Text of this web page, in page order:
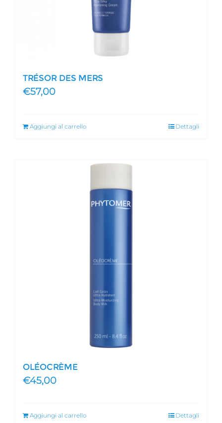
TRÉSOR DES MERS
€57,00
Aggiungi al carrello Dettagli
OLÉOCRÈME
€45,00
Aggiungi al carrello Dettagli